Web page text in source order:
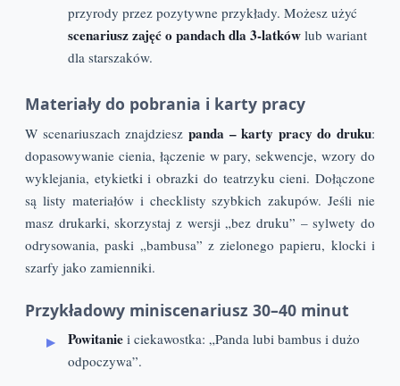
przyrody przez pozytywne przykłady. Możesz użyć
scenariusz zajęć o pandach dla 3-latków lub wariant
dla starszaków.
Materiały do pobrania i karty pracy
W scenariuszach znajdziesz panda – karty pracy do druku:
dopasowywanie cienia, łączenie w pary, sekwencje, wzory do
wyklejania, etykietki i obrazki do teatrzyku cieni. Dołączone
są listy materiałów i checklisty szybkich zakupów. Jeśli nie
masz drukarki, skorzystaj z wersji „bez druku” – sylwety do
odrysowania, paski „bambusa” z zielonego papieru, klocki i
szarfy jako zamienniki.
Przykładowy miniscenariusz 30–40 minut
Powitanie i ciekawostka: „Panda lubi bambus i dużo
odpoczywa”.